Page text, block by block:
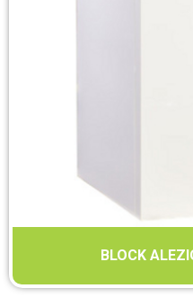
BLOCK